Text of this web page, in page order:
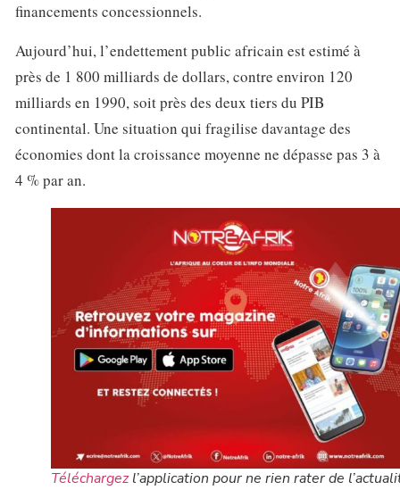
financements concessionnels.
Aujourd’hui, l’endettement public africain est estimé à
près de 1 800 milliards de dollars, contre environ 120
milliards en 1990, soit près des deux tiers du PIB
continental. Une situation qui fragilise davantage des
économies dont la croissance moyenne ne dépasse pas 3 à
4 % par an.
Téléchargezl’application pour ne rien rater de